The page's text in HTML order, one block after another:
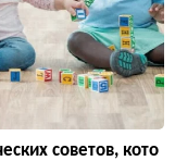
советов, кото